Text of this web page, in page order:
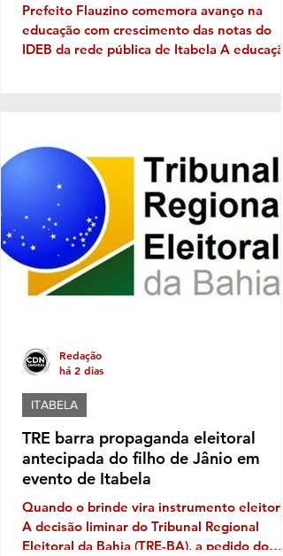
Prefeito Flauzino comemora avanço na
educação com crescimento das notas do
IDEB da rede pública de Itabela A educação
municipal tanto nos anos iniciais quanto
anos finais do Ensino Fundamental, em
comparação com os resultados de 2023.
anos iniciais, a média passou de 3,5, em
2023, para 4,5, em 2025. Já nos a
TRE barra propaganda eleitoral
antecipada do filho de Jânio em
evento de Itabela
Quando o brinde vira instrumento eleitoral
A decisão liminar do Tribunal Regional
Eleitoral da Bahia (TRE-BA), a pedido do
ITABELA
Redação
há 2 dias